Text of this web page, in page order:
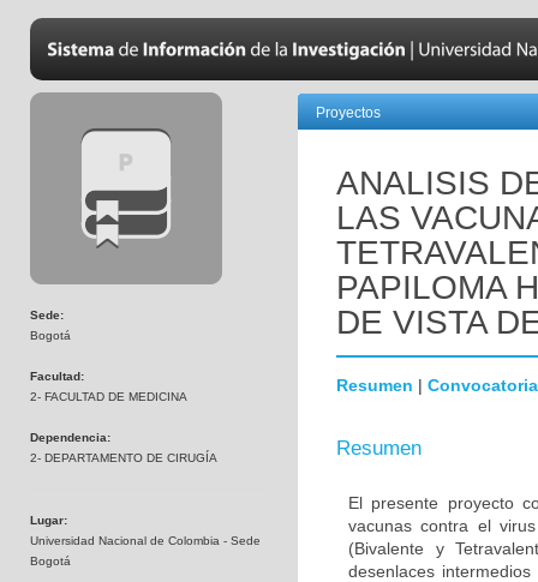
Sede:
Bogotá
Facultad:
2- FACULTAD DE MEDICINA
Dependencia:
2- DEPARTAMENTO DE CIRUGÍA
Lugar:
Universidad Nacional de Colombia - Sede
Bogotá
Proyectos
ANALISIS
LAS
PAPILOMA
DE VISTA
Resumen | Convocatoria
Resumen
El presente proyecto
vacunas contra el
(Bivalente y
desenlaces